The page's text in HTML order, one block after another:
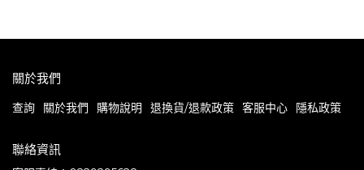
關於我們
查詢 關於我們 購物說明 退換貨/退款政策 客服中心 隱私政策
聯絡資訊